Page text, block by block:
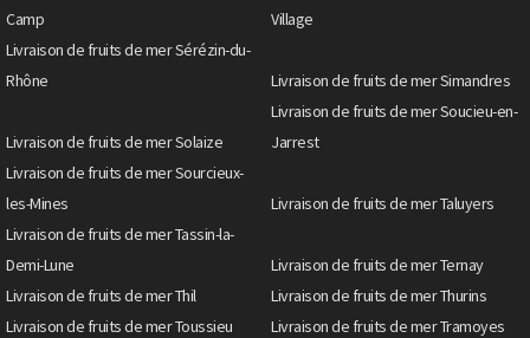
Camp
Village
Livraison de fruits de mer Sérézin-du-
Rhône
Livraison de fruits de mer Simandres
Livraison de fruits de mer Solaize
Livraison de fruits de mer Soucieu-en-
Jarrest
Livraison de fruits de mer Sourcieux-
les-Mines
Livraison de fruits de mer Taluyers
Livraison de fruits de mer Tassin-la-
Demi-Lune
Livraison de fruits de mer Ternay
Livraison de fruits de mer Thil
Livraison de fruits de mer Thurins
Livraison de fruits de mer Toussieu
Livraison de fruits de mer Tramoyes